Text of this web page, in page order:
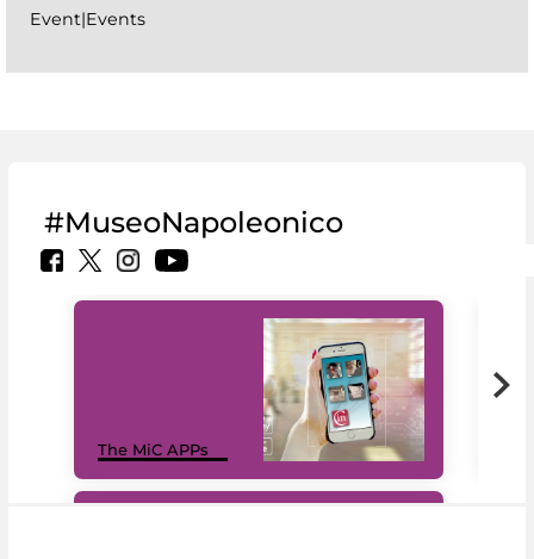
Event|Events
#MuseoNapoleonico
The MiC APPs